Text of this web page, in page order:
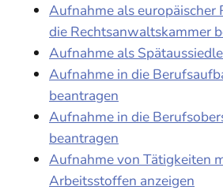
Aufnahme als europäischer
die Rechtsanwaltskammer
Aufnahme als
Aufnahme in die
beantragen
Aufnahme in die
beantragen
Aufnahme von Tätigkeiten
Arbeitsstoffen anzeigen